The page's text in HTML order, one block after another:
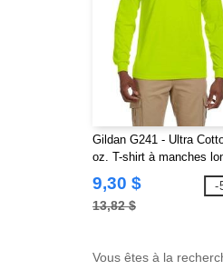
Gildan G241 - Ultra
oz. T-shirt à manches
avec poche
9,30 $
13,82 $
-
Vous êtes à la